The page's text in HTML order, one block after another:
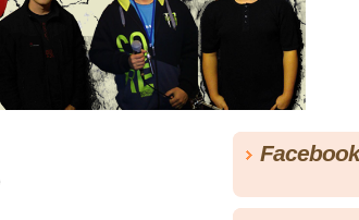
Facebook